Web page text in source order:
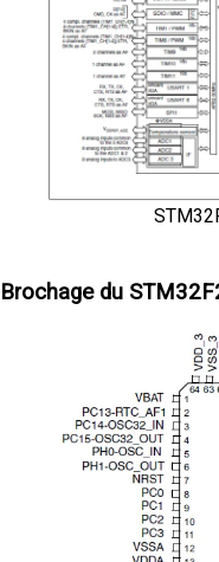
Brochage du